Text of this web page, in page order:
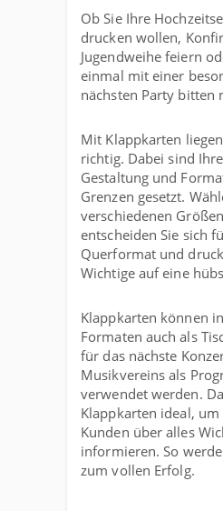
Ob Sie Ihre
drucken wollen,
Jugendweihe feiern
einmal mit einer
nächsten Party bitten
Mit Klappkarten
richtig. Dabei sind
Gestaltung und
Grenzen gesetzt.
verschiedenen
entscheiden Sie sich
Querformat und
Wichtige auf eine
Klappkarten können
Formaten auch als
für das nächste
Musikvereins als
verwendet werden.
Klappkarten ideal,
Kunden über alles
informieren. So
zum vollen Erfolg.